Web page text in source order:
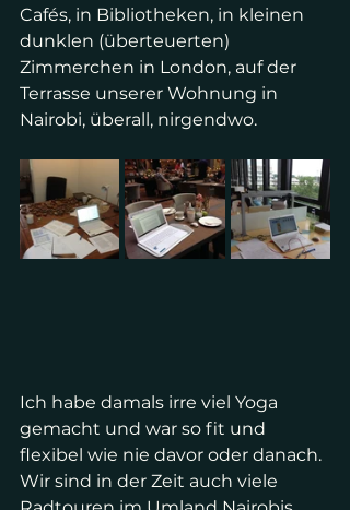
Cafés, in Bibliotheken, in kleinen
dunklen (überteuerten)
Zimmerchen in London, auf der
Terrasse unserer Wohnung in
Nairobi, überall, nirgendwo.
Ich habe damals irre viel Yoga
gemacht und war so fit und
flexibel wie nie davor oder danach.
Wir sind in der Zeit auch viele